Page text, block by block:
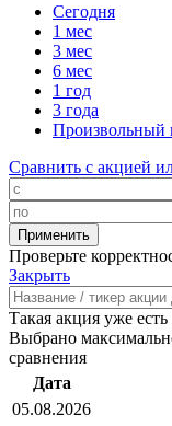
Сегодня
1 мес
3 мес
6 мес
1 год
3 года
Произвольный
Сравнить с акцией
Проверьте
Закрыть
Такая акция уже
Выбрано
сравнения
Дата
05.08.2026